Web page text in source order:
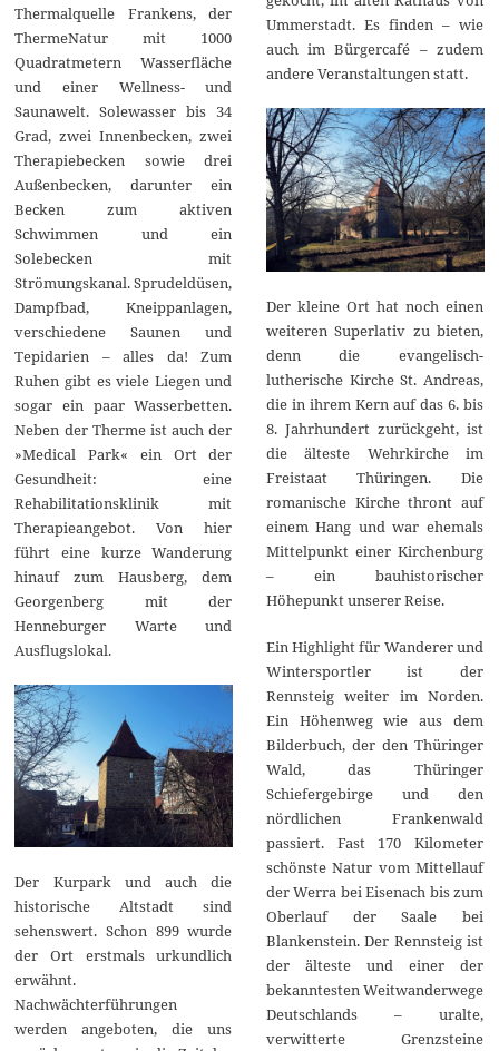
Thermalquelle Frankens, der
ThermeNatur mit 1000
Quadratmetern Wasserfläche
und einer Wellness- und
Saunawelt. Solewasser bis 34
Grad, zwei Innenbecken, zwei
Therapiebecken sowie drei
Außenbecken, darunter ein
Becken zum aktiven
Schwimmen und ein
Solebecken mit
Strömungskanal. Sprudeldüsen,
Dampfbad, Kneippanlagen,
verschiedene Saunen und
Tepidarien – alles da! Zum
Ruhen gibt es viele Liegen und
sogar ein paar Wasserbetten.
Neben der Therme ist auch der
»Medical Park« ein Ort der
Gesundheit: eine
Rehabilitationsklinik mit
Therapieangebot. Von hier
führt eine kurze Wanderung
hinauf zum Hausberg, dem
Georgenberg mit der
Henneburger Warte und
Ausflugslokal.
Der Kurpark und auch die
historische Altstadt sind
sehenswert. Schon 899 wurde
der Ort erstmals urkundlich
erwähnt.
Nachwächterführungen
werden angeboten, die uns
Ummerstadt. Es finden – wie
auch im Bürgercafé – zudem
andere Veranstaltungen statt.
Der kleine Ort hat noch einen
weiteren Superlativ zu bieten,
denn die evangelisch-
lutherische Kirche St. Andreas,
die in ihrem Kern auf das 6. bis
8. Jahrhundert zurückgeht, ist
die älteste Wehrkirche im
Freistaat Thüringen. Die
romanische Kirche thront auf
einem Hang und war ehemals
Mittelpunkt einer Kirchenburg
– ein bauhistorischer
Höhepunkt unserer Reise.
Ein Highlight für Wanderer und
Wintersportler ist der
Rennsteig weiter im Norden.
Ein Höhenweg wie aus dem
Bilderbuch, der den Thüringer
Wald, das Thüringer
Schiefergebirge und den
nördlichen Frankenwald
passiert. Fast 170 Kilometer
schönste Natur vom Mittellauf
der Werra bei Eisenach bis zum
Oberlauf der Saale bei
Blankenstein. Der Rennsteig ist
der älteste und einer der
bekanntesten Weitwanderwege
Deutschlands – uralte,
verwitterte Grenzsteine